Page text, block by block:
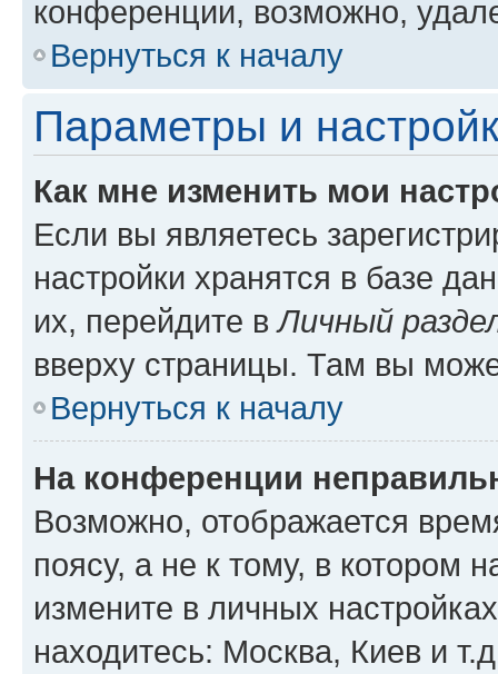
конференции, возможно,
Вернуться к началу
Параметры и
Как мне изменить мои
Если вы являетесь
настройки хранятся в базе
их, перейдите вЛичный
вверху страницы. Там вы
Вернуться к началу
На конференции
Возможно, отображается
поясу, а не к тому, в котором
измените в личных
находитесь: Москва, Киев и